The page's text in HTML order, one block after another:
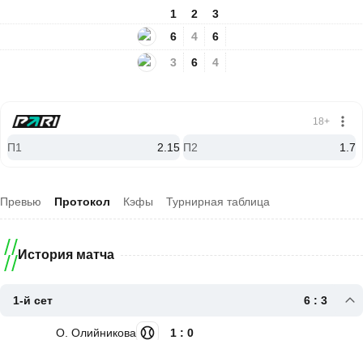
1
6
3
2
4
6
3
6
4
П1 2.15 П2 1.7
18+
Превью Протокол Кэфы Турнирная таблица
История матча
1-й сет 6 : 3
О. Олийникова 1 : 0